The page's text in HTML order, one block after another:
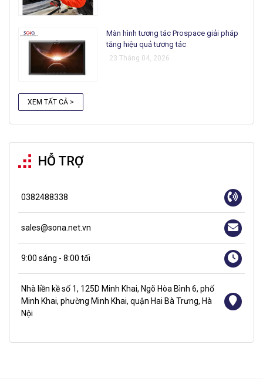
Màn hình tương tác Prospace giải pháp
tăng hiệu quả tương tác
23 Tháng 04, 2026
XEM TẤT CẢ >
HỖ TRỢ
0382488338
sales@sona.net.vn
9:00 sáng - 8:00 tối
Nhà liền kề số 1, 125D Minh Khai, Ngõ Hòa Bình 6, phố
Minh Khai, phường Minh Khai, quận Hai Bà Trưng, Hà
Nội